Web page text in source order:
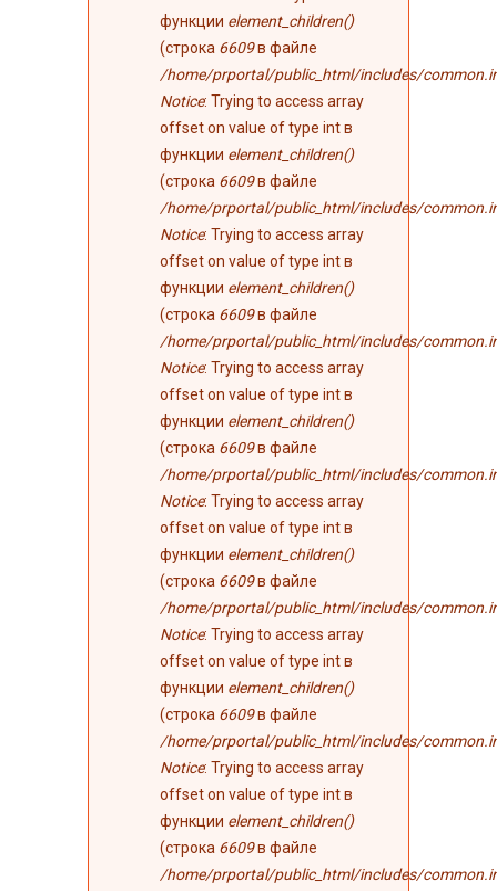
функции element_children()
(строка 6609в файле
/home/prportal/public_html/includes/
Notice: Trying to access array
offset on value of type int в
функции element_children()
(строка 6609в файле
/home/prportal/public_html/includes/
Notice: Trying to access array
offset on value of type int в
функции element_children()
(строка 6609в файле
/home/prportal/public_html/includes/
Notice: Trying to access array
offset on value of type int в
функции element_children()
(строка 6609в файле
/home/prportal/public_html/includes/
Notice: Trying to access array
offset on value of type int в
функции element_children()
(строка 6609в файле
/home/prportal/public_html/includes/
Notice: Trying to access array
offset on value of type int в
функции element_children()
(строка 6609в файле
/home/prportal/public_html/includes/
Notice: Trying to access array
offset on value of type int в
функции element_children()
(строка 6609в файле
/home/prportal/public_html/includes/